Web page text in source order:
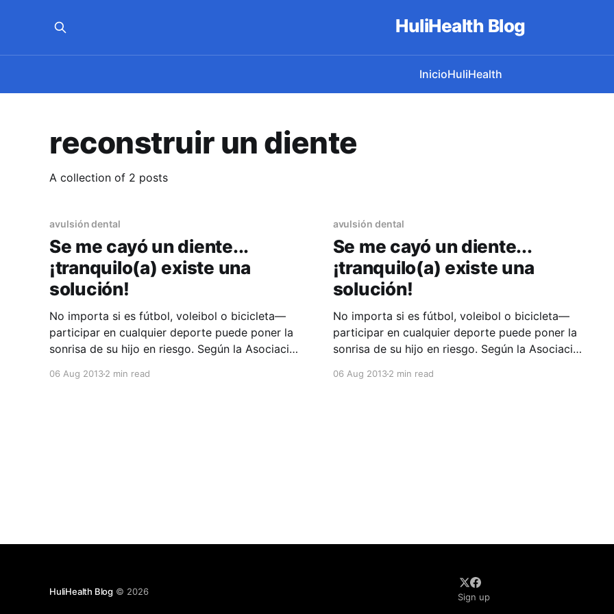
HuliHealth Blog
InicioHuliHealth
reconstruir un diente
A collection of 2 posts
avulsión dental
Se me cayó un diente...
¡tranquilo(a) existe una
solución!
No importa si es fútbol, voleibol o bicicleta—
participar en cualquier deporte puede poner la
sonrisa de su hijo en riesgo. Según la Asociación
causadas por deportes son la causa número uno
06 Aug 20132 min read
avulsión dental
Se me cayó un diente...
¡tranquilo(a) existe una
solución!
No importa si es fútbol, voleibol o bicicleta—
participar en cualquier deporte puede poner la
sonrisa de su hijo en riesgo. Según la Asociación
causadas por deportes son la causa número uno
06 Aug 20132 min read
HuliHealth Blog © 2026
Sign up